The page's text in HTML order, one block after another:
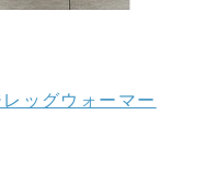
ッグウォーマー